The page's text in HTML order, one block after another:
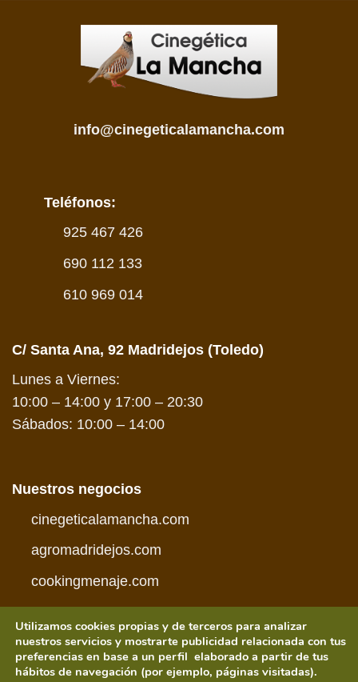
info@cinegeticalamancha.com
Teléfonos:
925 467 426
690 112 133
610 969 014
C/ Santa Ana, 92 Madridejos (Toledo)
Lunes a Viernes:
10:00 – 14:00 y 17:00 – 20:30
Sábados: 10:00 – 14:00
Nuestros negocios
cinegeticalamancha.com
agromadridejos.com
cookingmenaje.com
Visa PayPal MasterCardAmericanCredit Visa
Utilizamos cookies propias y de terceros para analizar
nuestros servicios y mostrarte publicidad relacionada con tus
preferencias en base a un perfil elaborado a partir de tus
hábitos de navegación (por ejemplo, páginas visitadas).